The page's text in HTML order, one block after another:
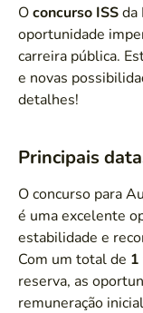
Oconcurso ISSda
oportunidade
carreira pública.
e novas
detalhes!
Principais
O concurso para
é uma excelente
estabilidade e
Com um total de 1
reserva, as
remuneração